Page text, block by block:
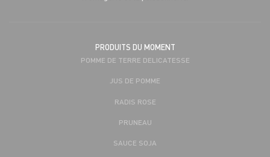
PRODUITS DU MOMENT
POMME DE TERRE DELICATESSE
JUS DE POMME
RADIS ROSE
PRUNEAU
SAUCE SOJA